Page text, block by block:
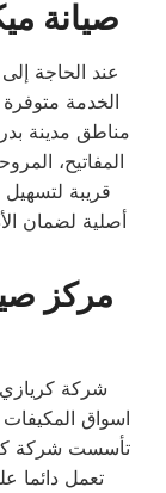
صيانة
عند الحاجة إلى
الخدمة
مناطق مدينة
المفاتيح،
قريبة
أصلية لضمان
مركز
شركة كريازي
اسواق المكيفات
تعمل دائما